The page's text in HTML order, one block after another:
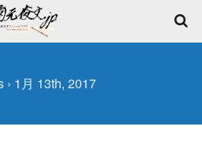
› 1月 13th, 2017